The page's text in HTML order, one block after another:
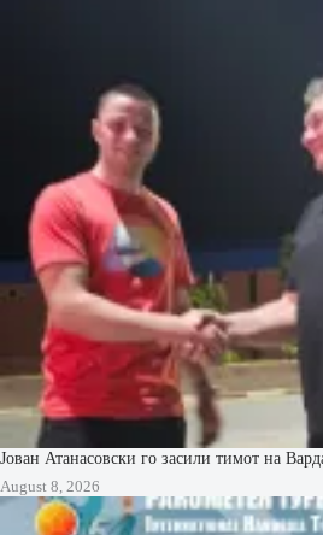
Јован Атанасовски го засили тимот на
August 8, 2026